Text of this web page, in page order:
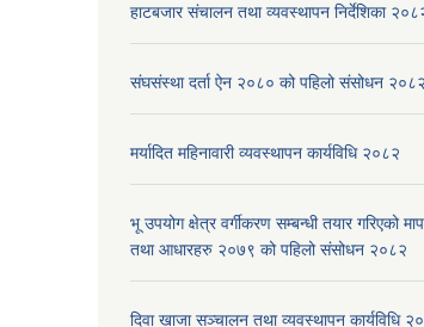
हाटबजार संचालन तथा व्यवस्थापन निर्देशिका
संघसंस्था दर्ता ऐन २०८० को पहिलो संसोधन २०८२
मर्यादित महिनावारी व्यवस्थापन कार्यविधि २०८२
भू उपयोग क्षेत्र वर्गीकरण सम्बन्धी तयार गरिएको
तथा आधारहरु २०७९ को पहिलो संसोधन २०८२
दिवा खाजा सञ्चालन तथा व्यवस्थापन कार्यविधि